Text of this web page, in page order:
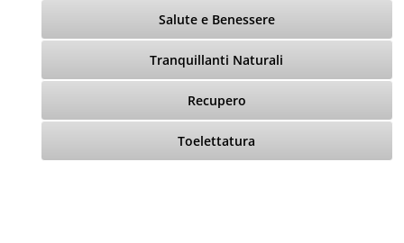
Salute e Benessere
Tranquillanti Naturali
Recupero
Toelettatura